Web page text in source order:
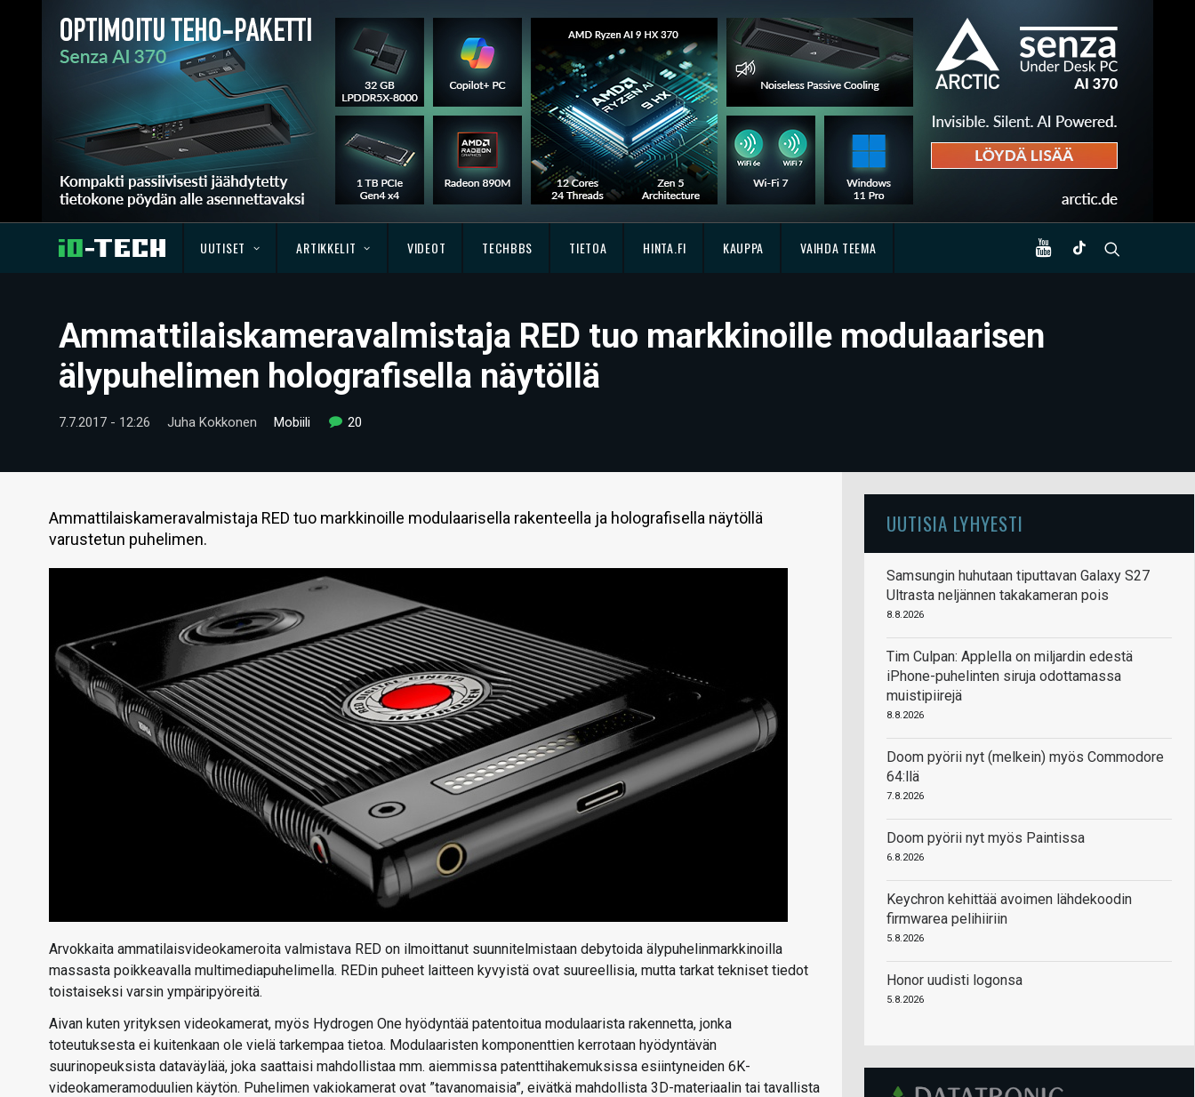
UUTISET ARTIKKELIT VIDEOT TECHBBS TIETOA HINTA.FI KAUPPA VAIHDA TEEMA
Ammattilaiskameravalmistaja RED tuo markkinoille modulaarisen
älypuhelimen holografisella näytöllä
7.7.2017 - 12:26 Juha Kokkonen Mobiili 20
Ammattilaiskameravalmistaja RED tuo markkinoille modulaarisella rakenteella ja holografisella näytöllä
varustetun puhelimen.
Arvokkaita ammatilaisvideokameroita valmistava RED on ilmoittanut suunnitelmistaan debytoida älypuhelinmarkkinoilla
massasta poikkeavalla multimediapuhelimella. REDin puheet laitteen kyvyistä ovat suureellisia, mutta tarkat tekniset tiedot
toistaiseksi varsin ympäripyöreitä.
Aivan kuten yrityksen videokamerat, myös Hydrogen One hyödyntää patentoitua modulaarista rakennetta, jonka
toteutuksesta ei kuitenkaan ole vielä tarkempaa tietoa. Modulaaristen komponenttien kerrotaan hyödyntävän
suurinopeuksista dataväylää, joka saattaisi mahdollistaa mm. aiemmissa patenttihakemuksissa esiintyneiden 6K-
videokameramoduulien käytön. Puhelimen vakiokamerat ovat ”tavanomaisia”, eivätkä mahdollista 3D-materiaalin tai tavallista
UUTISIA LYHYESTI
Samsungin huhutaan tiputtavan Galaxy S27
Ultrasta neljännen takakameran pois
8.8.2026
Tim Culpan: Applella on miljardin edestä
iPhone-puhelinten siruja odottamassa
muistipiirejä
8.8.2026
Doom pyörii nyt (melkein) myös Commodore
64:llä
7.8.2026
Doom pyörii nyt myös Paintissa
6.8.2026
Keychron kehittää avoimen lähdekoodin
firmwarea pelihiiriin
5.8.2026
Honor uudisti logonsa
5.8.2026